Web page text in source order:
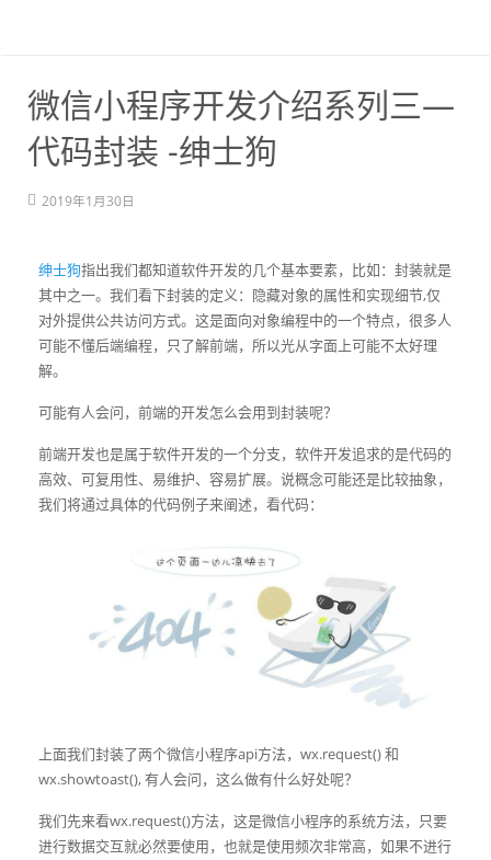
微信小程序开发介绍系列三—
代码封装 -绅士狗
2019年1月30日
绅士狗指出我们都知道软件开发的几个基本要素，比如：封装就是
其中之一。我们看下封装的定义：隐藏对象的属性和实现细节,仅
对外提供公共访问方式。这是面向对象编程中的一个特点，很多人
可能不懂后端编程，只了解前端，所以光从字面上可能不太好理
解。
可能有人会问，前端的开发怎么会用到封装呢？
前端开发也是属于软件开发的一个分支，软件开发追求的是代码的
高效、可复用性、易维护、容易扩展。说概念可能还是比较抽象，
我们将通过具体的代码例子来阐述，看代码：
上面我们封装了两个微信小程序api方法，wx.request() 和
wx.showtoast(), 有人会问，这么做有什么好处呢？
我们先来看wx.request()方法，这是微信小程序的系统方法，只要
进行数据交互就必然要使用，也就是使用频次非常高，如果不进行